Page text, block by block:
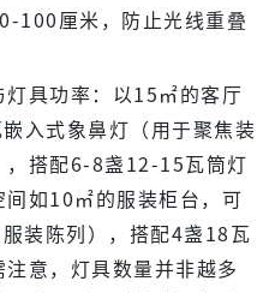
100厘米，防止光线重叠
具功率：以15㎡的客厅
入式象鼻灯（用于聚焦装
，搭配6-8盏12-15瓦筒灯
间如10㎡的服装柜台，可
装陈列），搭配4盏18瓦
意，灯具数量并非越多